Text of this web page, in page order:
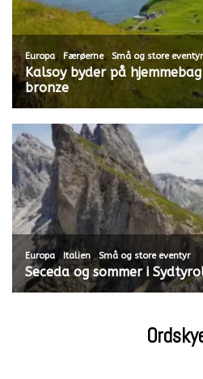
Europa, Færøerne, Små og store eventyr
Kalsoy byder på
bronze
Europa, Italien,Små og store eventyr
Seceda og sommer i